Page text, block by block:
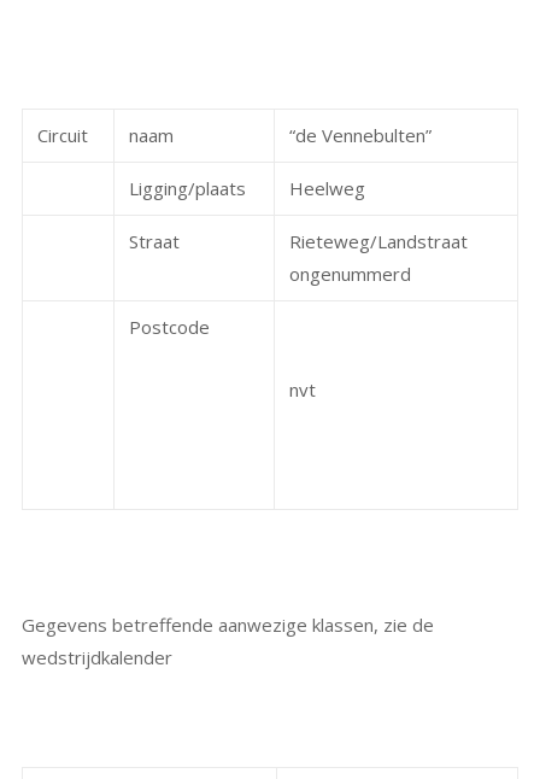
Circuit naam “de Vennebulten”
Ligging/plaats Heelweg
Straat
Rieteweg/Landstraat
ongenummerd
Postcode
nvt
Gegevens betreffende aanwezige klassen, zie de
wedstrijdkalender